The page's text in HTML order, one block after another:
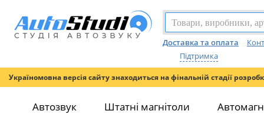
Доставка та оплата
Підтримка
Україномовна версія сайту знаходиться на фінальній стадії
Автозвук Штатні магнітоли